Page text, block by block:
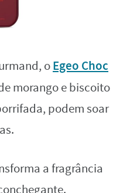
oEgeo Choc
morango e biscoito
podem soar
a fragrância